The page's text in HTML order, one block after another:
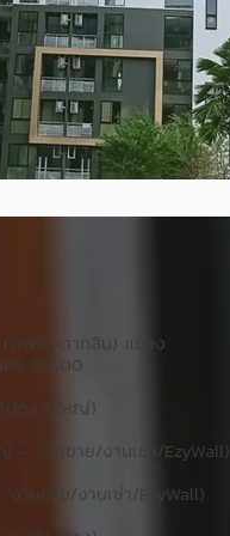
(ท่าพระ-ตากสิน) แขวง
ร 10600
กงานใหญ่)
านขาย/งานเช่า/EzyWall)​
ขาย/งานเช่า/EzyWall)